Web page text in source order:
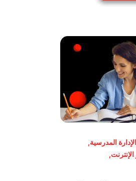
المدرسية,
,